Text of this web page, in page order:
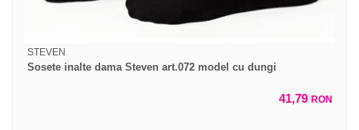
STEVEN
Sosete inalte dama Steven art.072 model cu dungi
41,79 RON